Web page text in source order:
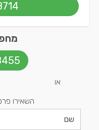
או
השאירו